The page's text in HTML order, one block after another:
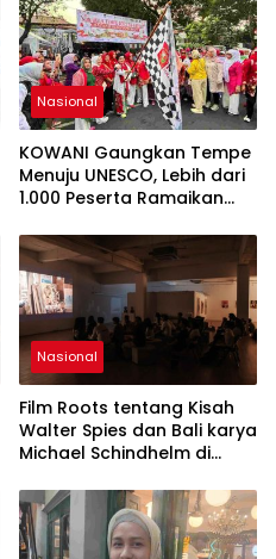
Nasional
KOWANI Gaungkan Tempe
Menuju UNESCO, Lebih dari
1.000 Peserta Ramaikan
Pangan Nusantara
Nasional
Film Roots tentang Kisah
Walter Spies dan Bali karya
Michael Schindhelm di
Pujian